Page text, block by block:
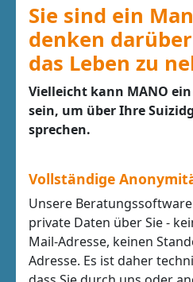
Sie sind ein
denken
das Leben zu
Vielleicht kann MANO
sein, um über Ihre
sprechen.
Vollständige
Unsere
private Daten über Sie -
Mail-Adresse, keinen
Adresse. Es ist daher